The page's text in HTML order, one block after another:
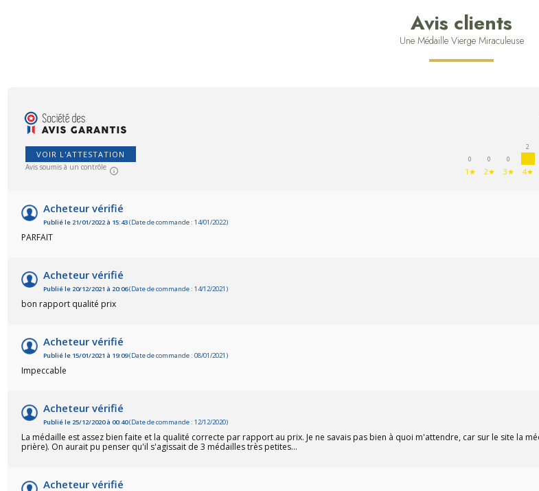
Avis clients
Une Médaille Vierge Miraculeuse
VOIR L'ATTESTATION
Avis soumis à un contrôle
0
1★
0
2★
0
3★
2
4★
Acheteur vérifié
Publié le 21/01/2022 à 15:43(Date de commande : 14/01/2022)
PARFAIT
Acheteur vérifié
Publié le 20/12/2021 à 20:06(Date de commande : 14/12/2021)
bon rapport qualité prix
Acheteur vérifié
Publié le 15/01/2021 à 19:09(Date de commande : 08/01/2021)
Impeccable
Acheteur vérifié
Publié le 25/12/2020 à 00:40(Date de commande : 12/12/2020)
La médaille est assez bien faite et la qualité correcte par rapport au prix. Je ne savais pas bien à quoi m'attendre, car sur le site la
prière). On aurait pu penser qu'il s'agissait de 3 médailles très petites...
Acheteur vérifié